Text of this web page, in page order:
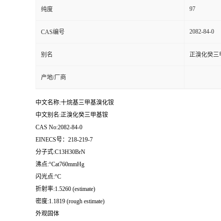
纯度 97
CAS编号 2082-84-0
别名 正溴化癸三
产地/厂商
中文名称:十烷基三甲基溴化铵
中文别名:正溴化癸三甲基铵
CAS No:2082-84-0
EINECS号：218-219-7
分子式:C13H30BrN
沸点:°Cat760mmHg
闪光点:°C
折射率:1.5260 (estimate)
密度:1.1819 (rough estimate)
外观固体